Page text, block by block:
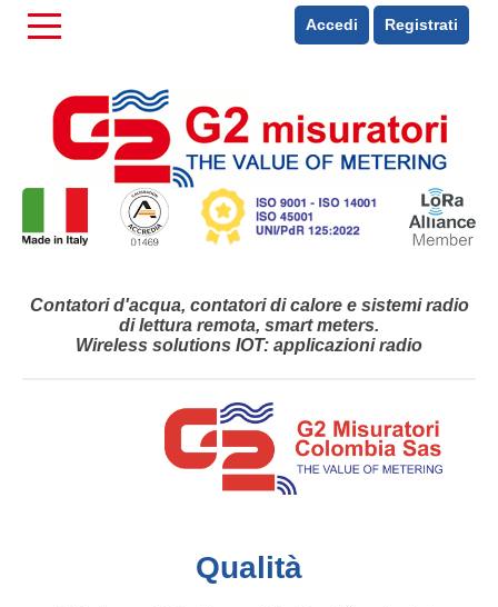
Accedi Registrati
Contatori d'acqua, contatori di calore e sistemi radio
di lettura remota, smart meters.
Wireless solutions IOT: applicazioni radio
Qualità